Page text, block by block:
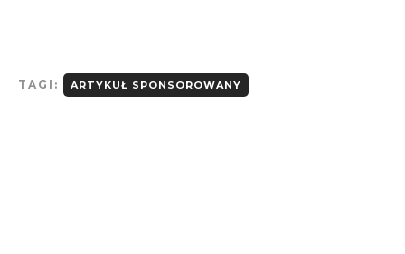
TAGI: ARTYKUŁ SPONSOROWANY